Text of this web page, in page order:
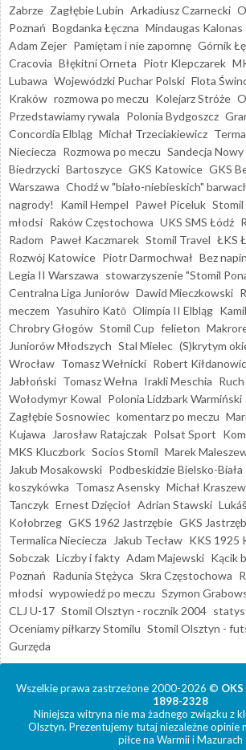
Zabrze Zagłębie Lubin Arkadiusz Czarnecki
Poznań Bogdanka Łęczna Mindaugas Kalonas
Adam Zejer Pamiętam i nie zapomnę Górnik
Cracovia Błękitni Orneta Piotr Klepczarek
Lubawa Wojewódzki Puchar Polski Flota
Kraków rozmowa po meczu Kolejarz Stróże
Przedstawiamy rywala Polonia Bydgoszcz
Concordia Elbląg Michał Trzeciakiewicz
Nieciecza Rozmowa po meczu Sandecja Nowy
Biedrzycki Bartoszyce GKS Katowice GKS
Warszawa Chodź w "biało-niebieskich"
nagrody!
Kamil Hempel Paweł Piceluk
młodsi Raków Częstochowa UKS SMS Łódź
Radom Paweł Kaczmarek Stomil Travel ŁKS
Rozwój Katowice Piotr Darmochwał Bez
Legia II Warszawa stowarzyszenie "Stomil
Centralna Liga Juniorów Dawid Mieczkowski
meczem Yasuhiro Katō Olimpia II Elbląg
Chrobry Głogów Stomil Cup felieton
Juniorów Młodszych Stal Mielec (S)krytym
Wrocław Tomasz Wełnicki Robert
Jabłoński Tomasz Wełna Irakli Meschia
Wołodymyr Kowal Polonia Lidzbark Warmiński
Zagłębie Sosnowiec komentarz po meczu
Kujawa
Jarosław Ratajczak Polsat Sport
MKS Kluczbork Socios Stomil Marek
Jakub Mosakowski Podbeskidzie Bielsko-Biała
koszykówka Tomasz Asensky Michał
Tanczyk Ernest Dzięcioł Adrian Stawski
Kołobrzeg GKS 1962 Jastrzębie GKS
Termalica Nieciecza
Jakub Tecław KKS 1925
Sobczak Liczby i fakty Adam Majewski Kącik
Poznań Radunia Stężyca Skra Częstochowa
młodsi wypowiedź po meczu Szymon
CLJ U-17 Stomil Olsztyn - rocznik 2004
Oceniamy piłkarzy Stomilu Stomil Olsztyn -
Gurzęda
Wszelkie prawa zastrzeżone 2000-2026 ©
1898-2328
Niniejsza witryna nie ma żadnego związku z
Olsztyn. Prezentujemy tutaj niezależne opinie
piłce na Warmii i Mazurach